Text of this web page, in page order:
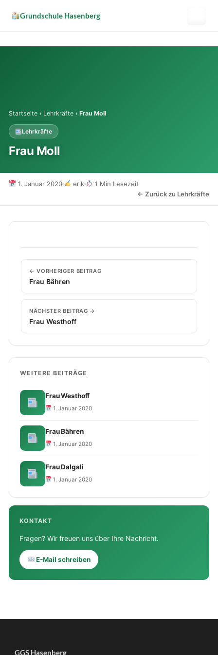
Inhalt
(Enter
Grundschule Hasenberg
Über uns
Downloads
Schulverein
Grundschule Hasenberg
Startseite › Lehrkräfte › Frau Moll
Lehrkräfte
Frau Moll
1. Januar 2020 erik
1 Min Lesezeit
← Zurück zu Lehrkräfte
← VORHERIGER BEITRAG
Frau Bähren
NÄCHSTER BEITRAG →
Frau Westhoff
WEITERE BEITRÄGE
Frau Westhoff
1. Januar 2020
Frau Bähren
1. Januar 2020
Frau Dalgali
1. Januar 2020
KONTAKT
Fragen? Wir freuen uns über Ihre Nachricht.
E-Mail schreiben
GGS Hasenberg